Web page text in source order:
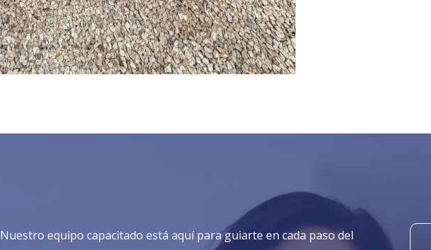
Nuestro equipo capacitado está aquí para guiarte en cada paso del